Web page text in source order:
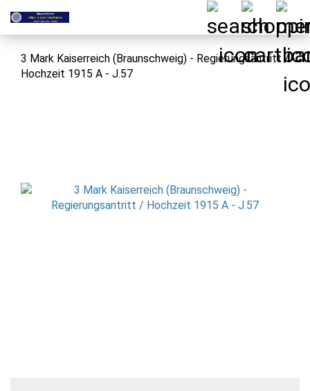
3 Mark Kaiserreich (Braunschweig) - Regierungsantritt /
Hochzeit 1915 A - J.57